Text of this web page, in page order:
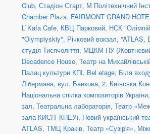
Club, Стадіон Старт, М Політехнічний
Chamber Plaza, FAIRMONT GRAND
L`Kafa Cafe, КВЦ Парковий, НСК
"Olympiyskiy", Річковий вокзал, ''ATLAS,
студія Тисячоліття, МЦКМ ПУ
Decadence House, Театр на
Палац культури КПІ, Bel etage, Біля
Лібермана, вул. Банкова, 2, Київська
Національна спілка композиторів України,
зал, Театральна лабораторія, Театр
зала КИСІТ КНЕУ), Новий український
ATLAS, ТМЦ Краків, Театр «Сузір'я»,